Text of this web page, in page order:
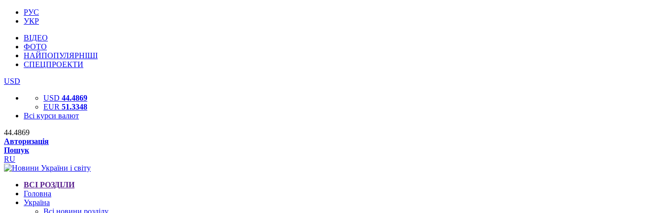
РУС
УКР
ВІДЕО
ФОТО
НАЙПОПУЛЯРНІШІ
СПЕЦПРОЕКТИ
USD
USD 44.4869
EUR 51.3348
Всі курси валют
44.4869
Авторизація
Пошук
RU
ВСІ РОЗДІЛИ
Головна
Україна
Всі новини розділу